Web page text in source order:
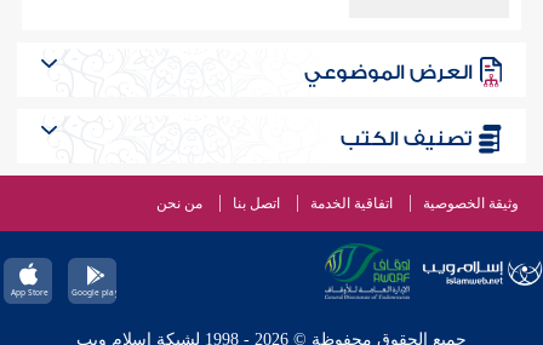
العرض الموضوعي
تصنيف الكتب
وثيقة الخصوصية اتفاقية الخدمة اتصل بنا من نحن
جميع الحقوق محفوظة © 2026 - 1998 لشبكة إسلام ويب